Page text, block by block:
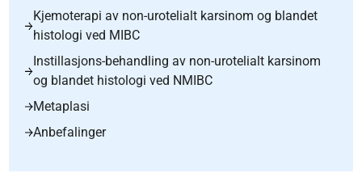
Kjemoterapi av non-urotelialt karsinom og blandet
histologi ved MIBC
Instillasjons-behandling av non-urotelialt karsinom
og blandet histologi ved NMIBC
Metaplasi
Anbefalinger